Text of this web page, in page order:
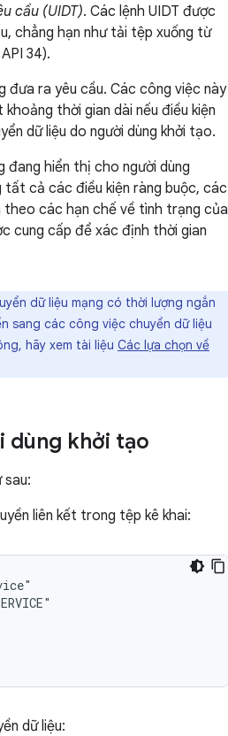
cầu (UIDT). Các lệnh UIDT được
chẳng hạn như tải tệp xuống từ
34).
đưa ra yêu cầu. Các công việc này
thời gian dài nếu điều kiện
dữ liệu do người dùng khởi tạo.
đang hiển thị cho người dùng
tất cả các điều kiện ràng buộc, các
các hạn chế về tình trạng của
cung cấp để xác định thời gian
dữ liệu mạng có thời lượng ngắn
sang các công việc chuyển dữ liệu
hãy xem tài liệu Các lựa chọn về
dùng khởi tạo
sau:
liên kết trong tệp kê khai:
dữ liệu: